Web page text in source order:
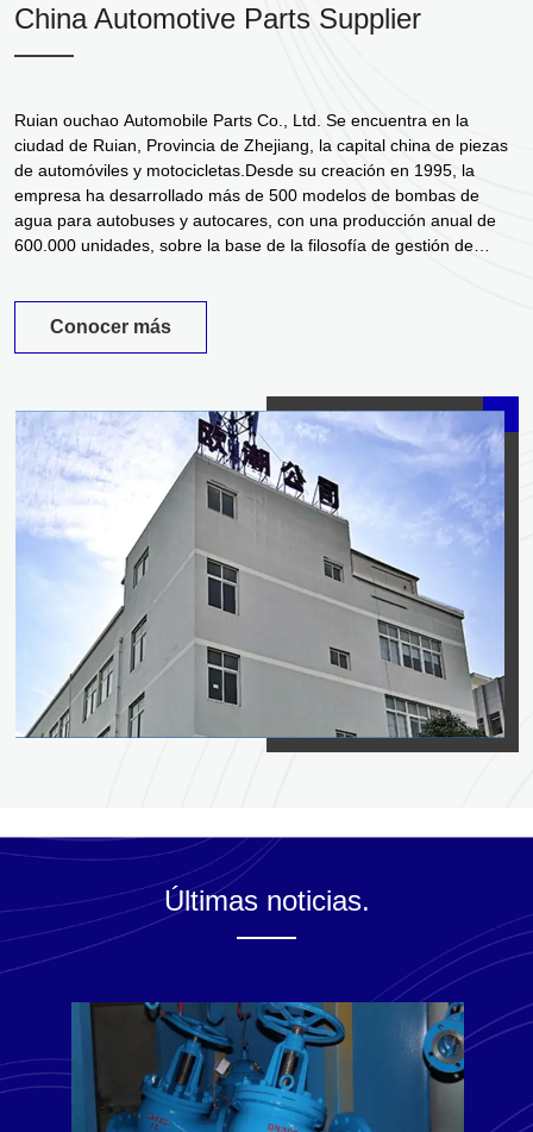
China Automotive Parts Supplier
Ruian ouchao Automobile Parts Co., Ltd. Se encuentra en la
ciudad de Ruian, Provincia de Zhejiang, la capital china de piezas
de automóviles y motocicletas.Desde su creación en 1995, la
empresa ha desarrollado más de 500 modelos de bombas de
agua para autobuses y autocares, con una producción anual de
600.000 unidades, sobre la base de la filosofía de gestión de
Conocer más
Últimas noticias.